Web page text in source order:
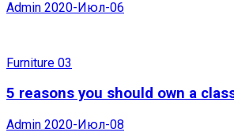
Admin 2020-Июл-06
Furniture 03
5 reasons you should own a
Admin 2020-Июл-08